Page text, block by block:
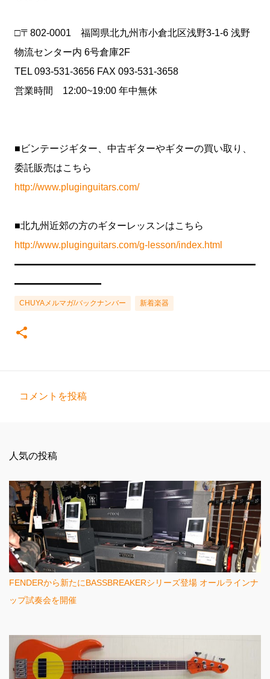
□〒802-0001 福岡県北九州市小倉北区浅野3-1-6 浅野
物流センター内 6号倉庫2F
TEL 093-531-3656 FAX 093-531-3658
営業時間 12:00~19:00 年中無休
■ビンテージギター、中古ギターやギターの買い取り、
委託販売はこちら
http://www.pluginguitars.com/
■北九州近郊の方のギターレッスンはこちら
http://www.pluginguitars.com/g-lesson/index.html
━━━━━━━━━━━━━━━━━━━━━━━━━
━━━━━━━━━
CHUYAメルマガ/バックナンバー 新着楽器
ト
コメントを投稿
人気の投稿
FENDERから新たにBASSBREAKERシリーズ登場 オールラインナ
ップ試奏会を開催